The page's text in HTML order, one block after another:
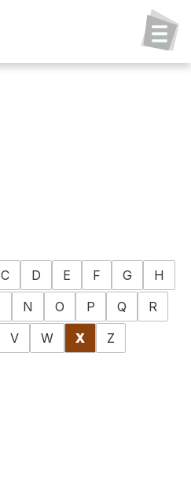
C D E F G
H
N O P Q
R
V W X Z